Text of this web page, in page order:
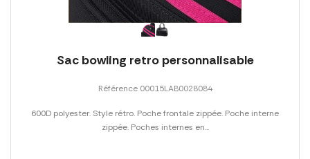
Sac bowling retro personnalisable
Référence 00015LAB0028084
600D polyester. Style rétro. Poche frontale zippée. Poche interne
zippée. Poches internes en...